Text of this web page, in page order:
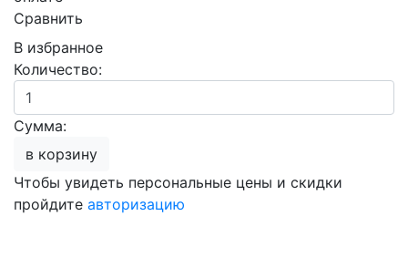
Сравнить
В избранное
Количество:
Сумма:
в корзину
Чтобы увидеть персональные цены и скидки
пройдите авторизацию